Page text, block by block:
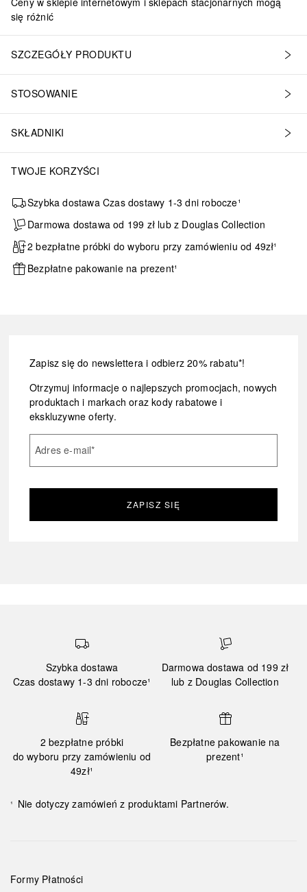
się różnić
SZCZEGÓŁY PRODUKTU
STOSOWANIE
SKŁADNIKI
TWOJE KORZYŚCI
Szybka dostawa Czas dostawy 1-3 dni robocze¹
Darmowa dostawa od 199 zł lub z Douglas Collection
2 bezpłatne próbki do wyboru przy zamówieniu od 49zł¹
Bezpłatne pakowanie na prezent¹
Zapisz się do newslettera i odbierz 20% rabatu*!
Otrzymuj informacje o najlepszych promocjach, nowych
produktach i markach oraz kody rabatowe i
ekskluzywne oferty.
Adres e-mail*
ZAPISZ SIĘ
Szybka dostawa
Czas dostawy 1-3 dni robocze¹
Darmowa dostawa od 199 zł
lub z Douglas Collection
2 bezpłatne próbki
do wyboru przy zamówieniu od
49zł¹
Bezpłatne pakowanie na
prezent¹
¹ Nie dotyczy zamówień z produktami Partnerów.
Formy Płatności